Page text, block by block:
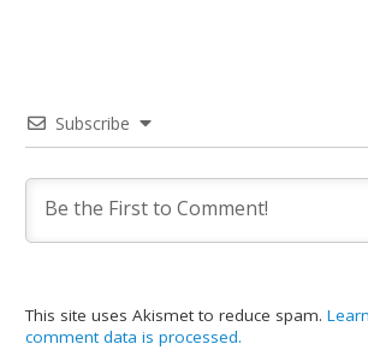
Subscribe
This site uses Akismet to reduce spam.
comment data is processed.